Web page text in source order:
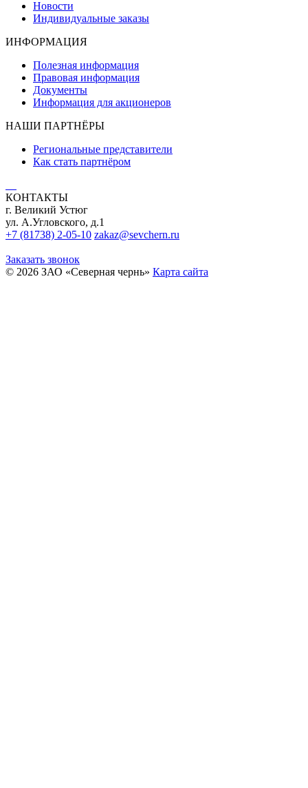
Новости
Индивидуальные заказы
ИНФОРМАЦИЯ
Полезная информация
Правовая информация
Документы
Информация для акционеров
НАШИ ПАРТНЁРЫ
Региональные представители
Как стать партнёром
КОНТАКТЫ
г. Великий Устюг
ул. А.Угловского, д.1
+7 (81738) 2-05-10 zakaz@sevchern.ru
Заказать звонок
© 2026 ЗАО «Северная чернь» Карта сайта